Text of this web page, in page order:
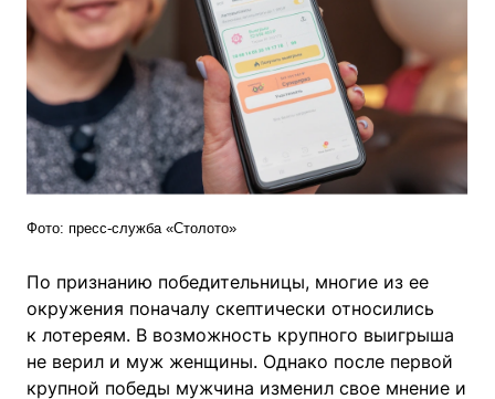
Фото: пресс-служба «Столото»
По признанию победительницы, многие из ее
окружения поначалу скептически относились
к лотереям. В возможность крупного выигрыша
не верил и муж женщины. Однако после первой
крупной победы мужчина изменил свое мнение и